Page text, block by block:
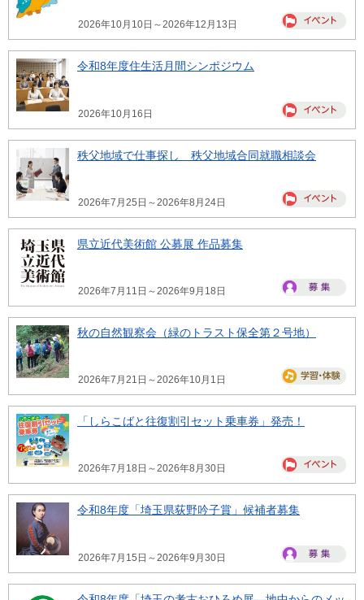
2026年10月10日～2026年12月13日
令和8年度住生活月間シンポジウム
2026年10月16日
秩父地域で仕事探し 秩父地域合同就職相談会
2026年7月25日～2026年8月24日
県立近代美術館 公募展 作品募集
2026年7月11日～2026年9月18日
秋の自然観察会（緑のトラスト保全第２号地）
2026年7月21日～2026年10月1日
「しらこばと往復割引セット乗車券」発売！
2026年7月18日～2026年8月30日
令和8年度「埼玉県荻野吟子賞」候補者募集
2026年7月15日～2026年9月30日